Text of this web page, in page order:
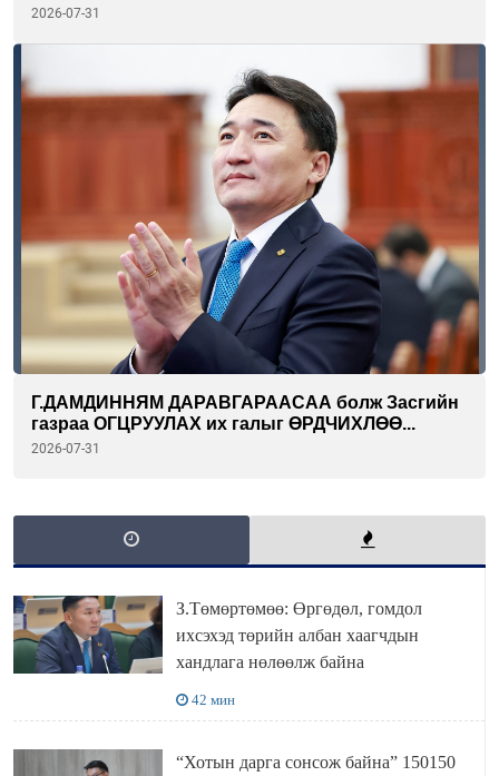
2026-07-31
Г.ДАМДИННЯМ ДАРАВГАРААСАА болж Засгийн
газраа ОГЦРУУЛАХ их галыг ӨРДЧИХЛӨӨ...
2026-07-31
З.Төмөртөмөө: Өргөдөл, гомдол
ихсэхэд төрийн албан хаагчдын
хандлага нөлөөлж байна
42 мин
“Хотын дарга сонсож байна” 150150